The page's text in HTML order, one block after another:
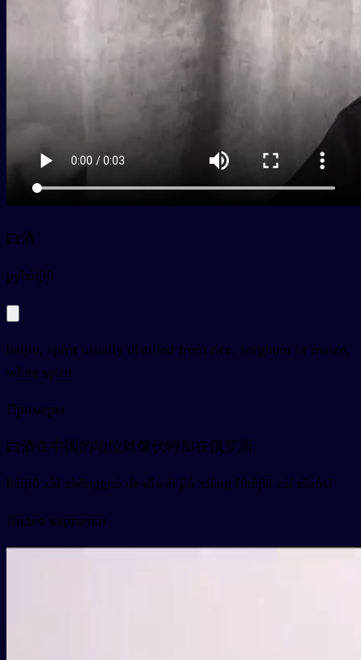
白酒
pybáijiǔ
baijiu, spirit usually distilled from rice, sorghum or maize,
white spirit
Примеры
白酒在中国的地位就像伏特加在俄罗斯
báijiǔ zài zhōngguó de dìwèi jiù xiàng fútèjiā zài éluósī
Видео карточки